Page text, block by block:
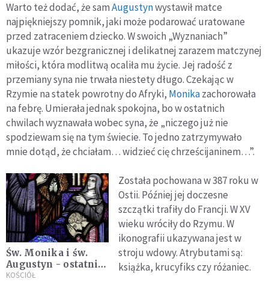
Warto też dodać, że samAugustynwystawił matce
najpiękniejszy pomnik, jaki może podarować uratowane
przed zatraceniem dziecko. W swoich „Wyznaniach”
ukazuje wzór bezgranicznej i delikatnej zarazem matczynej
miłości, która modlitwą ocaliła mu życie. Jej radość z
przemiany syna nie trwała niestety długo. Czekając w
Rzymie na statek powrotny do Afryki, Monikazachorowała
na febrę. Umierała jednak spokojna, bo w ostatnich
chwilach wyznawała wobec syna, że „niczego już nie
spodziewam się na tym świecie. To jedno zatrzymywało
mnie dotąd, że chciałam… widzieć cię chrześcijaninem…”.
Św. Monika i św.
Augustyn - ostatnia
rozmowa
KOŚCIÓŁ
Została pochowana w 387 roku w
Ostii. Później jej doczesne
szczątki trafiły do Francji. W XV
wieku wróciły do Rzymu. W
ikonografii ukazywana jest w
stroju wdowy. Atrybutami są:
książka, krucyfiks czy różaniec.